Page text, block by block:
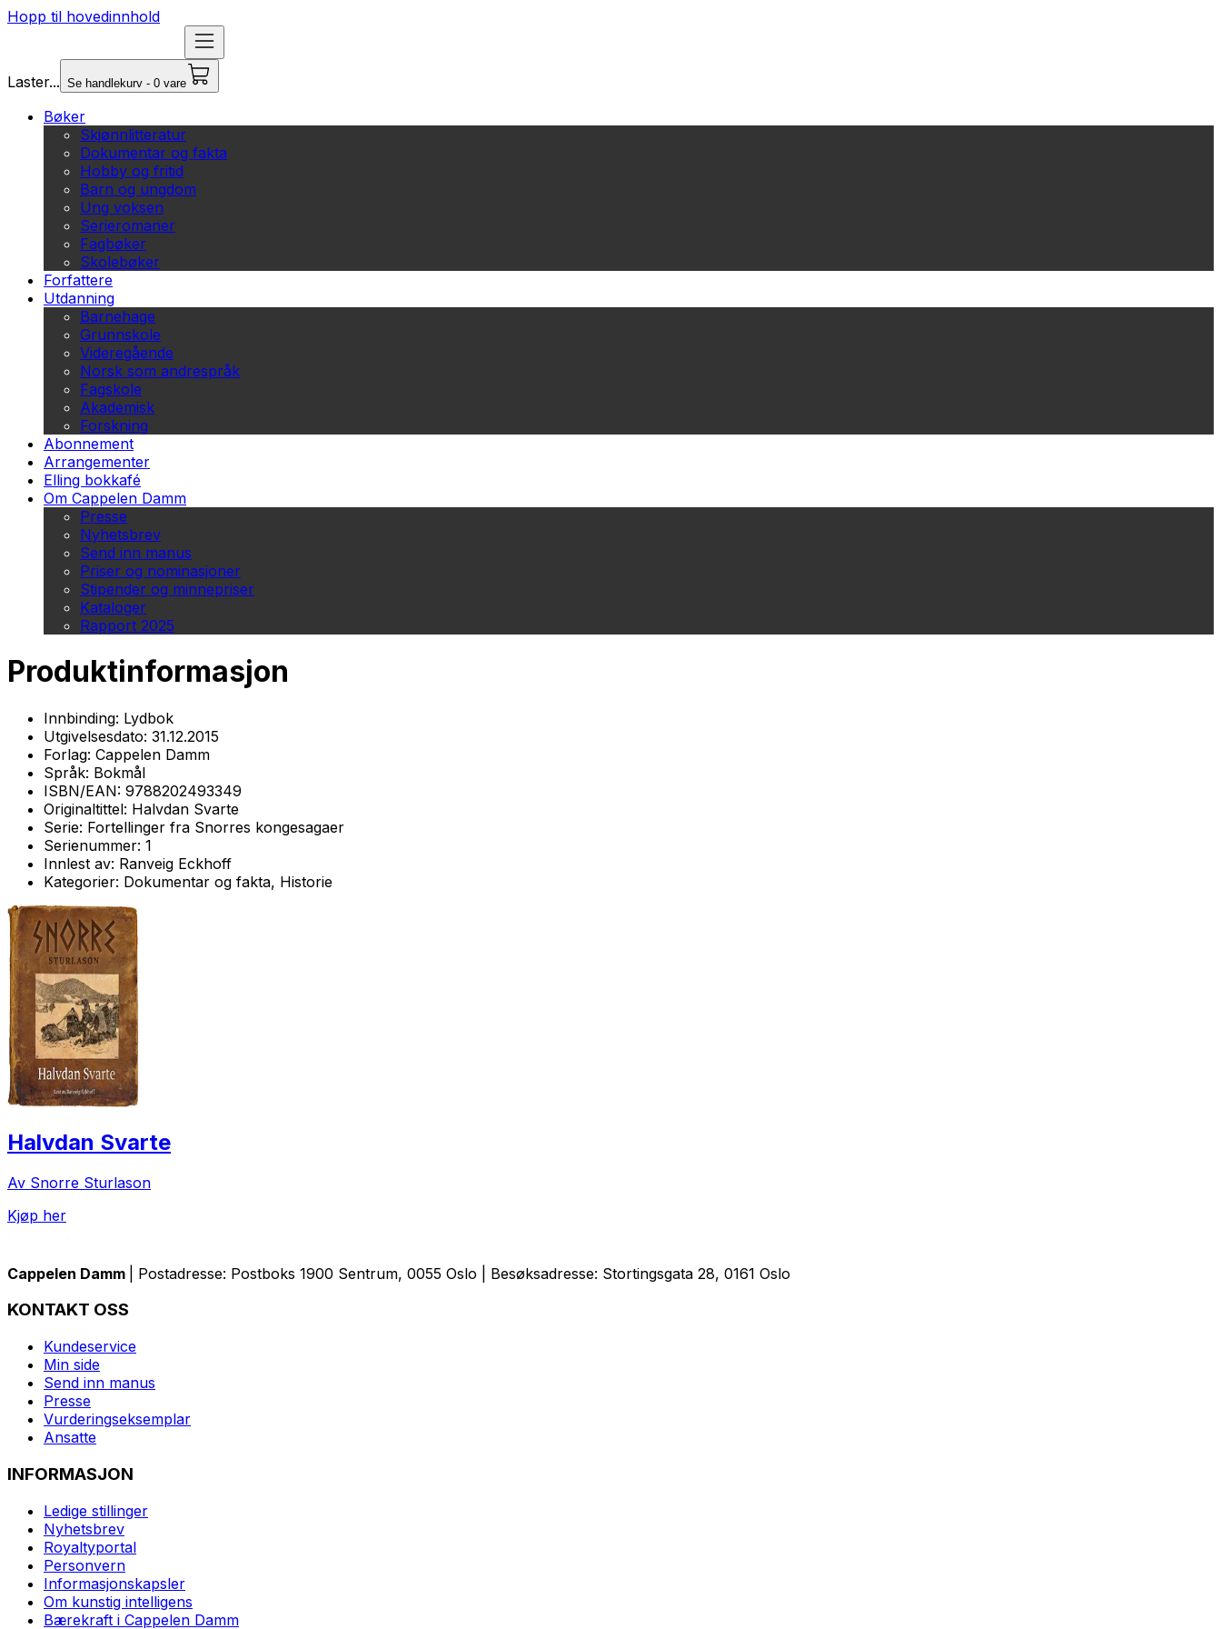
Hopp til hovedinnhold
Laster... Se handlekurv - 0 vare
Bøker
Skjønnlitteratur
Dokumentar og fakta
Hobby og fritid
Barn og ungdom
Ung voksen
Serieromaner
Fagbøker
Skolebøker
Forfattere
Utdanning
Barnehage
Grunnskole
Videregående
Norsk som andrespråk
Fagskole
Akademisk
Forskning
Abonnement
Arrangementer
Elling bokkafé
Om Cappelen Damm
Presse
Nyhetsbrev
Send inn manus
Priser og nominasjoner
Stipender og minnepriser
Kataloger
Rapport 2025
Produktinformasjon
Innbinding: Lydbok
Utgivelsesdato: 31.12.2015
Forlag: Cappelen Damm
Språk: Bokmål
ISBN/EAN: 9788202493349
Originaltittel: Halvdan Svarte
Serie: Fortellinger fra Snorres kongesagaer
Serienummer: 1
Innlest av: Ranveig Eckhoff
Kategorier: Dokumentar og fakta, Historie
Halvdan Svarte
Av Snorre Sturlason
Kjøp her
Cappelen Damm | Postadresse: Postboks 1900 Sentrum, 0055 Oslo | Besøksadresse: Stortingsgata 28, 0161 Oslo
KONTAKT OSS
Kundeservice
Min side
Send inn manus
Presse
Vurderingseksemplar
Ansatte
INFORMASJON
Ledige stillinger
Nyhetsbrev
Royaltyportal
Personvern
Informasjonskapsler
Om kunstig intelligens
Bærekraft i Cappelen Damm